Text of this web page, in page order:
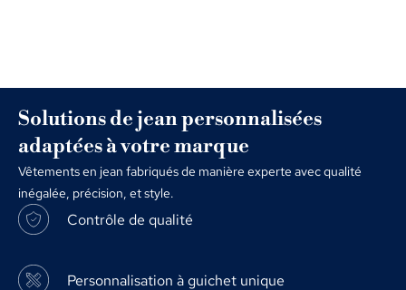
Solutions de jean personnalisées
adaptées à votre marque
Vêtements en jean fabriqués de manière experte avec qualité
inégalée, précision, et style.
Contrôle de qualité
Personnalisation à guichet unique